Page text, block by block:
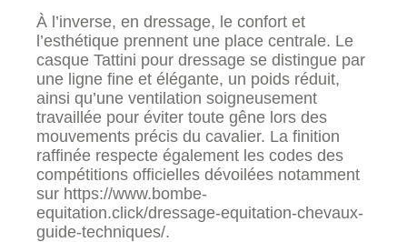
À l’inverse, en dressage, le confort et
l’esthétique prennent une place centrale. Le
casque Tattini pour dressage se distingue par
une ligne fine et élégante, un poids réduit,
ainsi qu’une ventilation soigneusement
travaillée pour éviter toute gêne lors des
mouvements précis du cavalier. La finition
raffinée respecte également les codes des
compétitions officielles dévoilées notamment
sur https://www.bombe-
equitation.click/dressage-equitation-chevaux-
guide-techniques/.